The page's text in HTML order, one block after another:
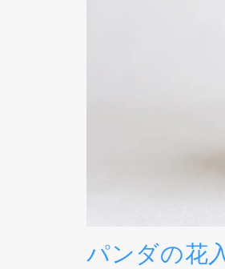
パンダの花